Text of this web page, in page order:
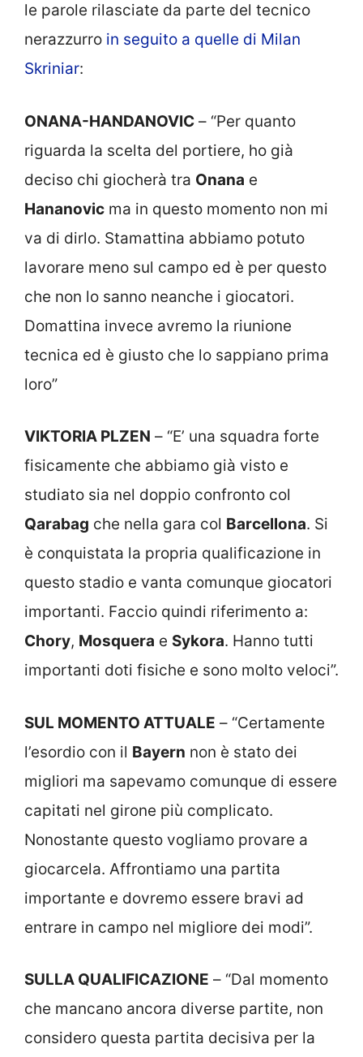
le parole rilasciate da parte del tecnico
nerazzurro in seguito a quelle di Milan
Skriniar:
ONANA-HANDANOVIC – “Per quanto
riguarda la scelta del portiere, ho già
deciso chi giocherà tra Onana e
Hananovic ma in questo momento non mi
va di dirlo. Stamattina abbiamo potuto
lavorare meno sul campo ed è per questo
che non lo sanno neanche i giocatori.
Domattina invece avremo la riunione
tecnica ed è giusto che lo sappiano prima
loro”
VIKTORIA PLZEN – “E’ una squadra forte
fisicamente che abbiamo già visto e
studiato sia nel doppio confronto col
Qarabag che nella gara col Barcellona. Si
è conquistata la propria qualificazione in
questo stadio e vanta comunque giocatori
importanti. Faccio quindi riferimento a:
Chory, Mosquera e Sykora. Hanno tutti
importanti doti fisiche e sono molto veloci”.
SUL MOMENTO ATTUALE – “Certamente
l’esordio con il Bayern non è stato dei
migliori ma sapevamo comunque di essere
capitati nel girone più complicato.
Nonostante questo vogliamo provare a
giocarcela. Affrontiamo una partita
importante e dovremo essere bravi ad
entrare in campo nel migliore dei modi”.
SULLA QUALIFICAZIONE – “Dal momento
che mancano ancora diverse partite, non
considero questa partita decisiva per la